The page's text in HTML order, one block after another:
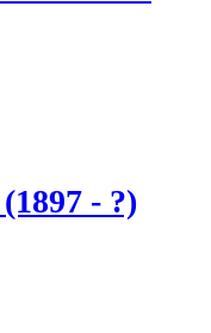
- ?)